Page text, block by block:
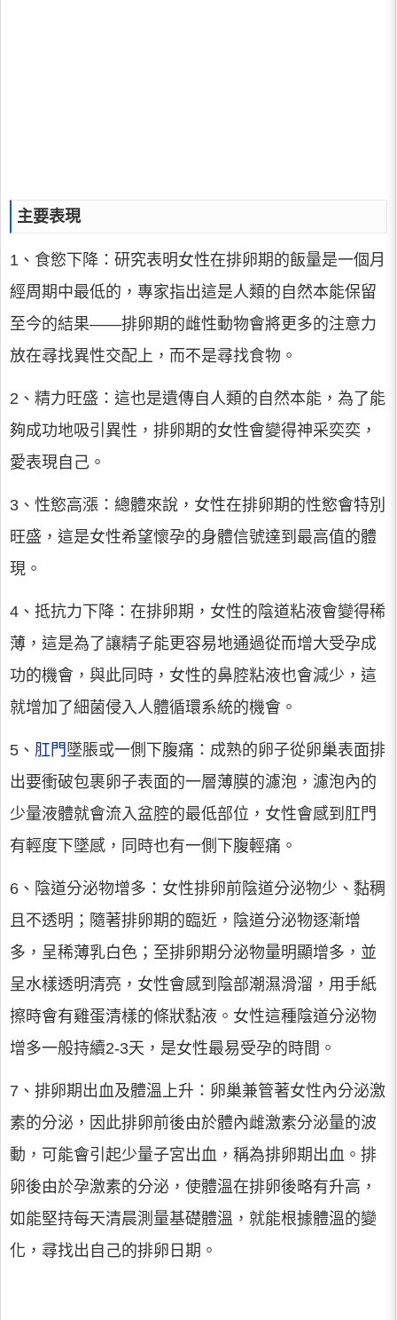
主要表現
1、食慾下降：研究表明女性在排卵期的飯量是一個月
經周期中最低的，專家指出這是人類的自然本能保留
至今的結果——排卵期的雌性動物會將更多的注意力
放在尋找異性交配上，而不是尋找食物。
2、精力旺盛：這也是遺傳自人類的自然本能，為了能
夠成功地吸引異性，排卵期的女性會變得神采奕奕，
愛表現自己。
3、性慾高漲：總體來說，女性在排卵期的性慾會特別
旺盛，這是女性希望懷孕的身體信號達到最高值的體
現。
4、抵抗力下降：在排卵期，女性的陰道粘液會變得稀
薄，這是為了讓精子能更容易地通過從而增大受孕成
功的機會，與此同時，女性的鼻腔粘液也會減少，這
就增加了細菌侵入人體循環系統的機會。
5、 肛門 墜脹或一側下腹痛：成熟的卵子從卵巢表面排
出要衝破包裹卵子表面的一層薄膜的濾泡，濾泡內的
少量液體就會流入盆腔的最低部位，女性會感到肛門
有輕度下墜感，同時也有一側下腹輕痛。
6、陰道分泌物增多：女性排卵前陰道分泌物少、黏稠
且不透明；隨著排卵期的臨近，陰道分泌物逐漸增
多，呈稀薄乳白色；至排卵期分泌物量明顯增多，並
呈水樣透明清亮，女性會感到陰部潮濕滑溜，用手紙
擦時會有雞蛋清樣的條狀黏液。女性這種陰道分泌物
增多一般持續2-3天，是女性最易受孕的時間。
7、排卵期出血及體溫上升：卵巢兼管著女性內分泌激
素的分泌，因此排卵前後由於體內雌激素分泌量的波
動，可能會引起少量子宮出血，稱為排卵期出血。排
卵後由於孕激素的分泌，使體溫在排卵後略有升高，
如能堅持每天清晨測量基礎體溫，就能根據體溫的變
化，尋找出自己的排卵日期。